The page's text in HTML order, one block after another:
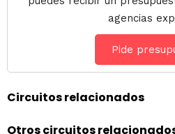
agencias
Pide
Circuitos relacionados
Otros circuitos